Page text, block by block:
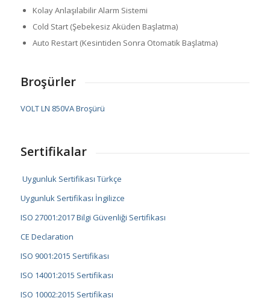
Kolay Anlaşılabilir Alarm Sistemi
Cold Start (Şebekesiz Aküden Başlatma)
Auto Restart (Kesintiden Sonra Otomatik Başlatma)
Broşürler
VOLT LN 850VA Broşürü
Sertifikalar
Uygunluk Sertifikası Türkçe
Uygunluk Sertifikası İngilizce
ISO 27001:2017 Bilgi Güvenliği Sertifikası
CE Declaration
ISO 9001:2015 Sertifikası
ISO 14001:2015 Sertifikası
ISO 10002:2015 Sertifikası